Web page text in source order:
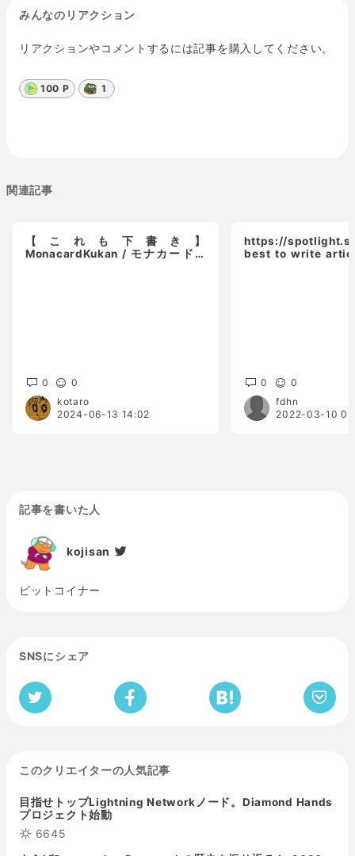
みんなのリアクション
リアクションやコメントするには記事を購入してください。
100 P 1
関連記事
【これも下書き】
MonacardKukan / モナカード空
0
0
kotaro
2024-06-13 14:02
https://
best to write
0
0
fdhn
2022-03-10
記事を書いた人
kojisan
ビットコイナー
SNSにシェア
このクリエイターの人気記事
目指せトップLightning Networkノード。Diamond Hands
プロジェクト始動
6645